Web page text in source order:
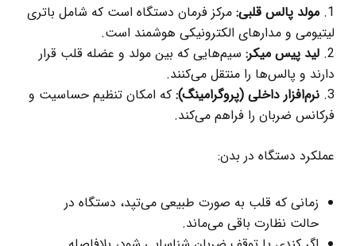
مولد پالس قلبی:مرکز فرمان دستگاه است که شامل باتری
لیتیومی و مدارهای الکترونیکی هوشمند است.
لید پیس‌ میکر:سیم‌هایی که بین مولد و عضله قلب قرار
دارند و پالس‌ها را منتقل می‌کنند.
نرم‌افزار داخلی (پروگرامینگ):که امکان تنظیم حساسیت و
فرکانس ضربان را فراهم می‌کند.
عملکرد دستگاه در بدن:
زمانی که قلب به‌ صورت طبیعی می‌تپد، دستگاه در
حالت نظارت باقی می‌ماند.